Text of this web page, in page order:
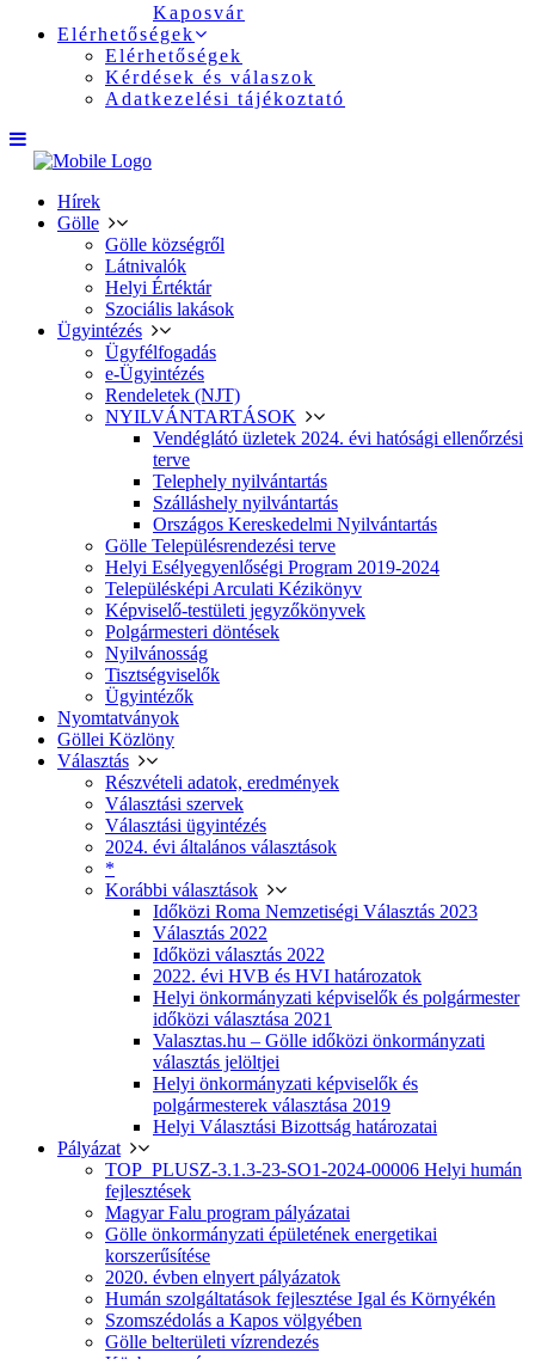
Kaposvár
Elérhetőségek
Elérhetőségek
Kérdések és válaszok
Adatkezelési tájékoztató
Hírek
Gölle
Gölle községről
Látnivalók
Helyi Értéktár
Szociális lakások
Ügyintézés
Ügyfélfogadás
e-Ügyintézés
Rendeletek (NJT)
NYILVÁNTARTÁSOK
Vendéglátó üzletek 2024. évi hatósági ellenőrzési
terve
Telephely nyilvántartás
Szálláshely nyilvántartás
Országos Kereskedelmi Nyilvántartás
Gölle Településrendezési terve
Helyi Esélyegyenlőségi Program 2019-2024
Településképi Arculati Kézikönyv
Képviselő-testületi jegyzőkönyvek
Polgármesteri döntések
Nyilvánosság
Tisztségviselők
Ügyintézők
Nyomtatványok
Göllei Közlöny
Választás
Részvételi adatok, eredmények
Választási szervek
Választási ügyintézés
2024. évi általános választások
*
Korábbi választások
Időközi Roma Nemzetiségi Választás 2023
Választás 2022
Időközi választás 2022
2022. évi HVB és HVI határozatok
Helyi önkormányzati képviselők és polgármester
időközi választása 2021
Valasztas.hu – Gölle időközi önkormányzati
választás jelöltjei
Helyi önkormányzati képviselők és
polgármesterek választása 2019
Helyi Választási Bizottság határozatai
Pályázat
TOP_PLUSZ-3.1.3-23-SO1-2024-00006 Helyi humán
fejlesztések
Magyar Falu program pályázatai
Gölle önkormányzati épületének energetikai
korszerűsítése
2020. évben elnyert pályázatok
Humán szolgáltatások fejlesztése Igal és Környékén
Szomszédolás a Kapos völgyében
Gölle belterületi vízrendezés